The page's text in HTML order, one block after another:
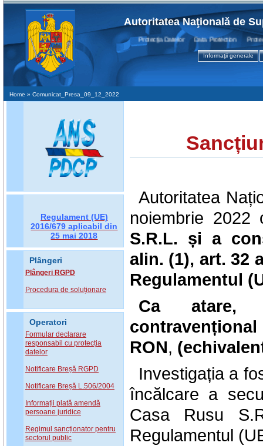
Autoritatea Naţională de
Protecţia Datelor Data Protection Protection
Informaţii generale
Home » Comunicat_Presa_09_12_2022
Regulament (UE)
2016/679 aplicabil din
25 mai 2018
Plângeri
Plângeri RGPD
Procedura de soluționare
Operatori
Formular declarare
responsabil cu protecția
datelor
Notificare Breșă RGPD
Notificare Breșă L.506/2004
Informații plată amendă
persoane juridice
Regimul sancționator pentru
sectorul public
Autoritatea
noiembrie 2022
S.R.L.
și a
alin. (1), art. 32
Regulamentul
Ca atare,
RON,
Investigația a
încălcare a
Casa Rusu
Regulamentul